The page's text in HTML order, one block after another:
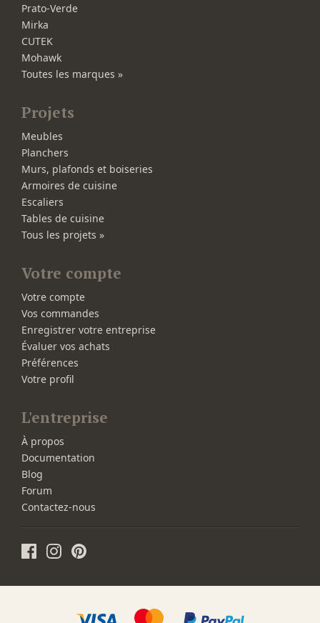
Prato-Verde
Mirka
CUTEK
Mohawk
Toutes les marques »
Projets
Meubles
Planchers
Murs, plafonds et boiseries
Armoires de cuisine
Escaliers
Tables de cuisine
Tous les projets »
Votre compte
Votre compte
Vos commandes
Enregistrer votre entreprise
Évaluer vos achats
Préférences
Votre profil
L'entreprise
À propos
Documentation
Blog
Forum
Contactez-nous